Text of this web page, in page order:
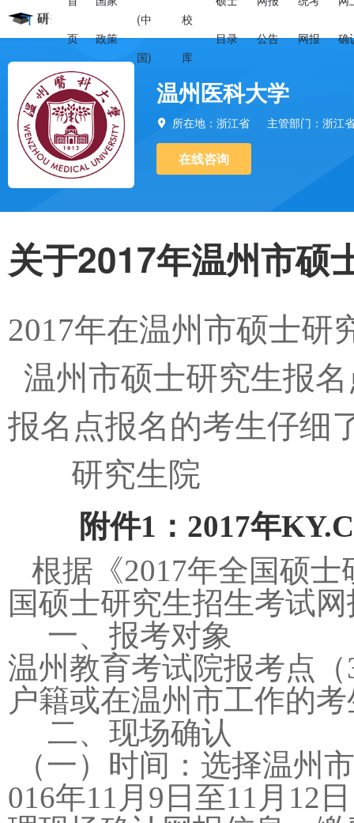
页 政策
(中
国)
校
库
目录 公告 网报 确
温州医科大学
 所在地：浙江省 主管部门：浙江
在线咨询
关于2017年温州市硕
2017年在温州市硕士研
温州市硕士研究生报
报名点报名的考生仔细
研究生院
附件1： 2017年
根据《2017年全国硕
国硕士研究生招生考试
一、报考对象
温州教育考试院报考点
户籍或在温州市工作的
二、现场确认
（一）时间：选择温州
016年11月9日至11月12